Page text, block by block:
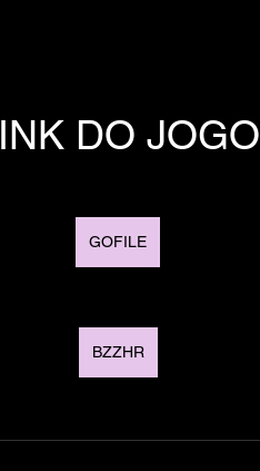
DO JOGO
GOFILE
BZZHR